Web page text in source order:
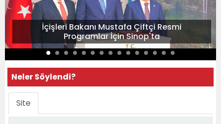
İçişleri Bakanı Mustafa Çiftçi Resmi
Programlar İçin Sinop'ta
Neler Söylendi?
Site